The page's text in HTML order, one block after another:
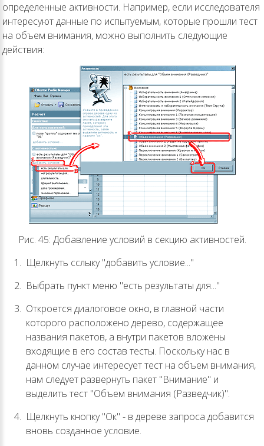
определенные активности. Например, если исследователя
интересуют данные по испытуемым, которые прошли тест
на объем внимания, можно выполнить следующие
действия:
Рис. 45: Добавление условий в секцию активностей.
Щелкнуть сслыку "добавить условие..."
Выбрать пункт меню "есть результаты для..."
Откроется диалоговое окно, в главной части
которого расположено дерево, содержащее
названия пакетов, а внутри пакетов вложены
входящие в его состав тесты. Поскольку нас в
данном случае интересует тест на объем внимания,
нам следует развернуть пакет "Внимание" и
выделить тест "Объем внимания (Разведчик)".
Щелкнуть кнопку "Ок" - в дереве запроса добавится
вновь созданное условие.